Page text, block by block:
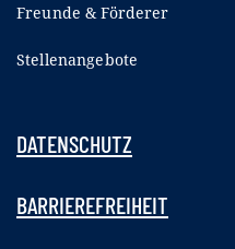
Freunde & Förderer
Stellenangebote
DATENSCHUTZ
BARRIEREFREIHEIT